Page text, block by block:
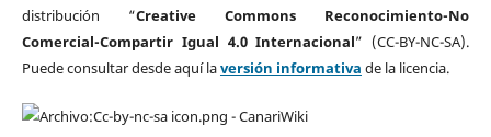
distribución “Creative Commons Reconocimiento-No
Comercial-Compartir Igual 4.0 Internacional” (CC-BY-NC-SA).
Puede consultar desde aquí laversión informativa de la licencia.